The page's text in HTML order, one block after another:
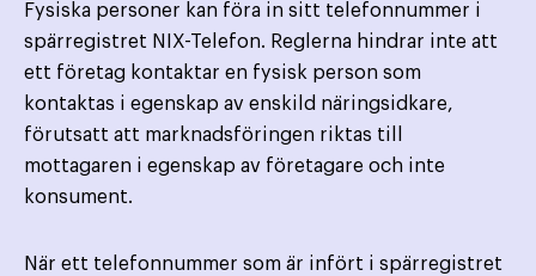
Fysiska personer kan föra in sitt telefonnummer i
spärregistret NIX-Telefon. Reglerna hindrar inte att
ett företag kontaktar en fysisk person som
kontaktas i egenskap av enskild näringsidkare,
förutsatt att marknadsföringen riktas till
mottagaren i egenskap av företagare och inte
konsument.
När ett telefonnummer som är infört i spärregistret